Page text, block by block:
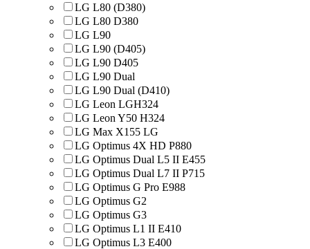
LG L80 (D380)
LG L80 D380
LG L90
LG L90 (D405)
LG L90 D405
LG L90 Dual
LG L90 Dual (D410)
LG Leon LGH324
LG Leon Y50 H324
LG Max X155 LG
LG Optimus 4X HD P880
LG Optimus Dual L5 II E455
LG Optimus Dual L7 II P715
LG Optimus G Pro E988
LG Optimus G2
LG Optimus G3
LG Optimus L1 II E410
LG Optimus L3 E400